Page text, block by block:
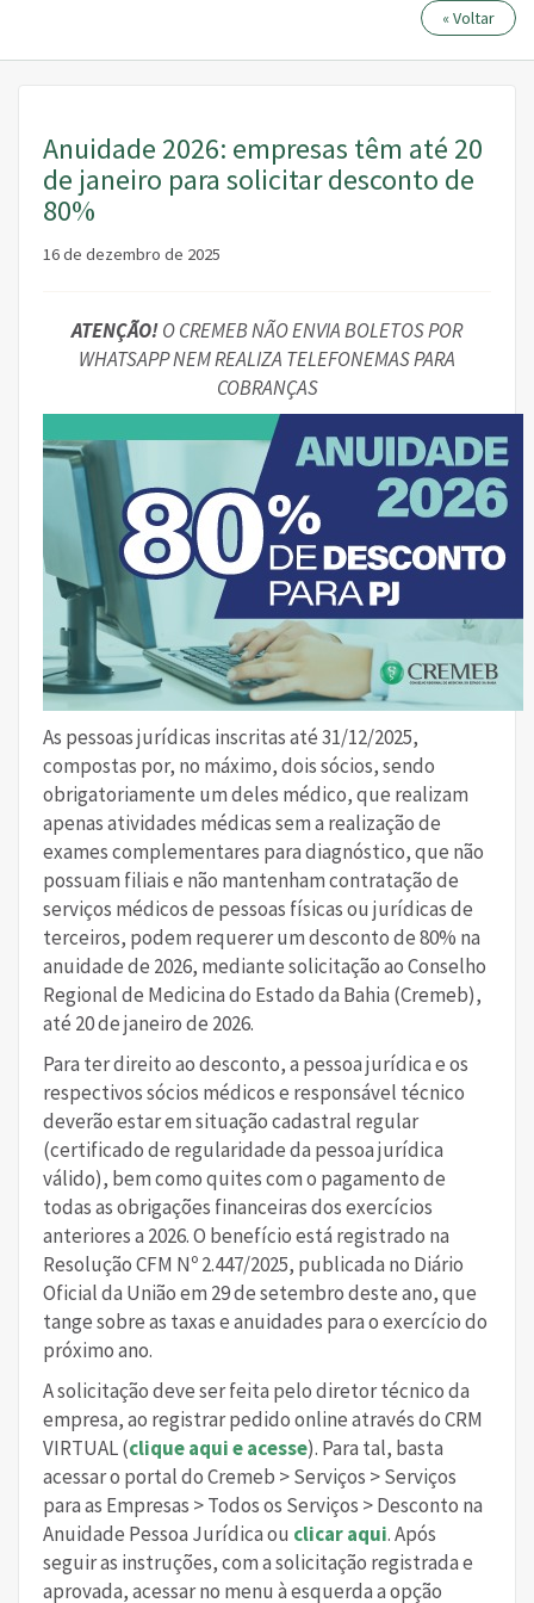
« Voltar
Anuidade 2026: empresas têm até 20
de janeiro para solicitar desconto de
80%
16 de dezembro de 2025
ATENÇÃO!O CREMEB NÃO ENVIA BOLETOS POR
WHATSAPP NEM REALIZA TELEFONEMAS PARA
COBRANÇAS
As pessoas jurídicas inscritas até 31/12/2025,
compostas por, no máximo, dois sócios, sendo
obrigatoriamente um deles médico, que realizam
apenas atividades médicas sem a realização de
exames complementares para diagnóstico, que não
possuam filiais e não mantenham contratação de
serviços médicos de pessoas físicas ou jurídicas de
terceiros, podem requerer um desconto de 80% na
anuidade de 2026, mediante solicitação ao Conselho
Regional de Medicina do Estado da Bahia (Cremeb),
até 20 de janeiro de 2026.
Para ter direito ao desconto, a pessoa jurídica e os
respectivos sócios médicos e responsável técnico
deverão estar em situação cadastral regular
(certificado de regularidade da pessoa jurídica
válido), bem como quites com o pagamento de
todas as obrigações financeiras dos exercícios
anteriores a 2026. O benefício está registrado na
Resolução CFM Nº 2.447/2025, publicada no Diário
Oficial da União em 29 de setembro deste ano, que
tange sobre as taxas e anuidades para o exercício do
próximo ano.
A solicitação deve ser feita pelo diretor técnico da
empresa, ao registrar pedido online através do CRM
VIRTUAL (clique aqui e acesse). Para tal, basta
acessar o portal do Cremeb > Serviços > Serviços
para as Empresas > Todos os Serviços > Desconto na
Anuidade Pessoa Jurídica ou clicar aqui. Após
seguir as instruções, com a solicitação registrada e
aprovada, acessar no menu à esquerda a opção